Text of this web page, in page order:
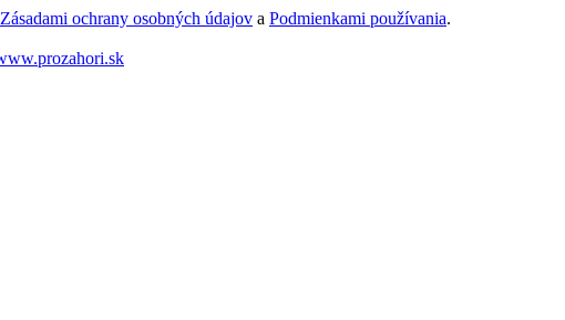
Zásadami ochrany osobných údajov a Podmienkami používania.